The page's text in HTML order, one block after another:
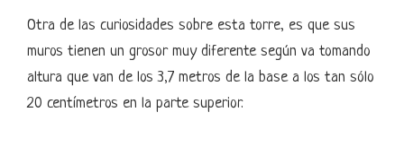
Otra de las curiosidades sobre esta torre, es que sus
muros tienen un grosor muy diferente según va tomando
altura que van de los 3,7 metros de la base a los tan sólo
20 centímetros en la parte superior.